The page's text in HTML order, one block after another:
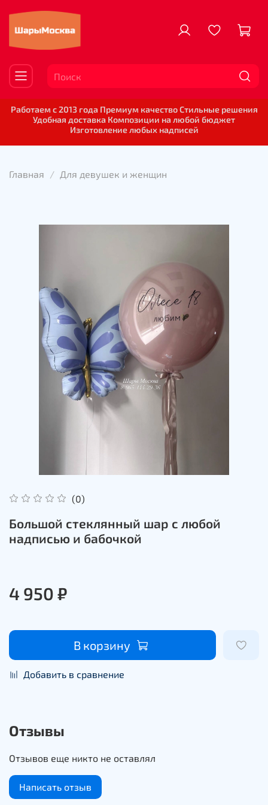
Работаем с 2013 года Премиум качество Стильные решения
Удобная доставка Композиции на любой бюджет
Изготовление любых надписей
Главная Для девушек и женщин
(0)
Большой стеклянный шар с любой
надписью и бабочкой
4 950 ₽
В корзину
Добавить в сравнение
Отзывы
Отзывов еще никто не оставлял
Написать отзыв